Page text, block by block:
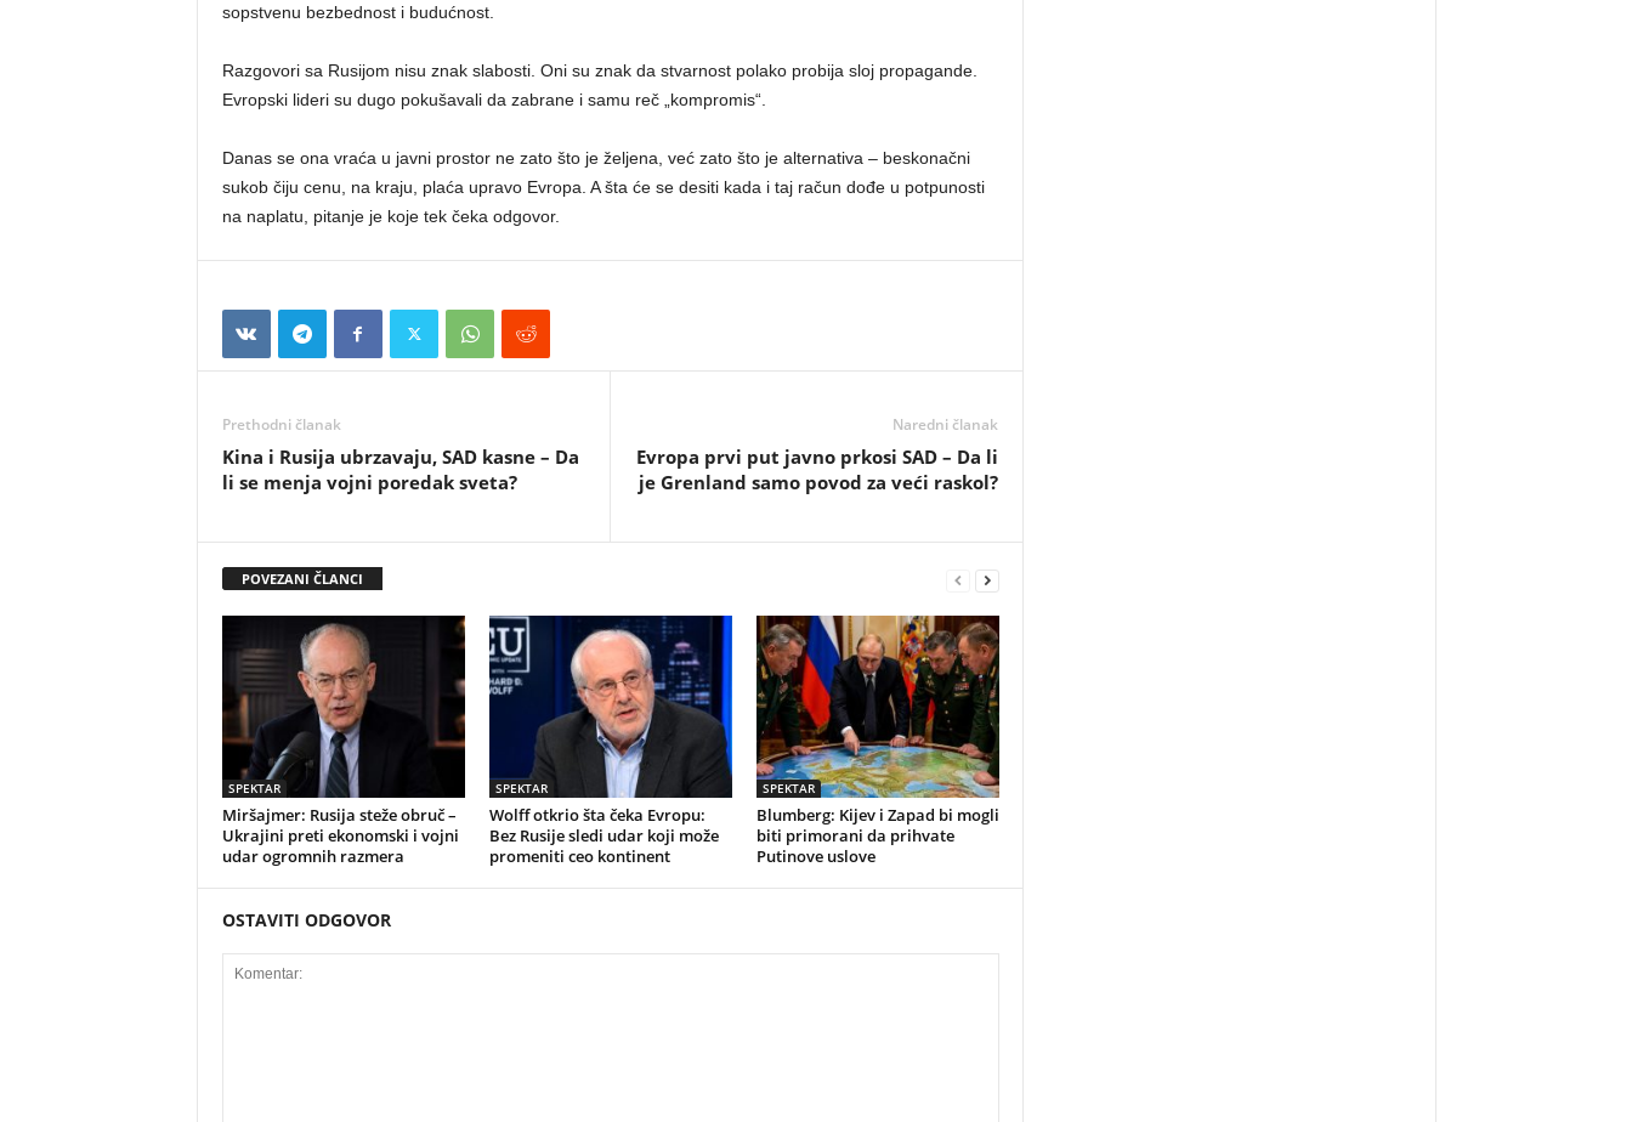
sopstvenu bezbednost i budućnost.
Razgovori sa Rusijom nisu znak slabosti. Oni su znak da stvarnost polako probija sloj propagande.
Evropski lideri su dugo pokušavali da zabrane i samu reč „kompromis“.
Danas se ona vraća u javni prostor ne zato što je željena, već zato što je alternativa – beskonačni
sukob čiju cenu, na kraju, plaća upravo Evropa. A šta će se desiti kada i taj račun dođe u potpunosti
na naplatu, pitanje je koje tek čeka odgovor.
Prethodni članak
Kina i Rusija ubrzavaju, SAD kasne – Da
li se menja vojni poredak sveta?
Naredni članak
Evropa prvi put javno prkosi SAD – Da li
je Grenland samo povod za veći raskol?
POVEZANI ČLANCI
SPEKTAR
Miršajmer: Rusija steže obruč –
Ukrajini preti ekonomski i vojni
udar ogromnih razmera
SPEKTAR
Wolff otkrio šta čeka Evropu:
Bez Rusije sledi udar koji može
promeniti ceo kontinent
SPEKTAR
Blumberg: Kijev i Zapad bi mogli
biti primorani da prihvate
Putinove uslove
OSTAVITI ODGOVOR